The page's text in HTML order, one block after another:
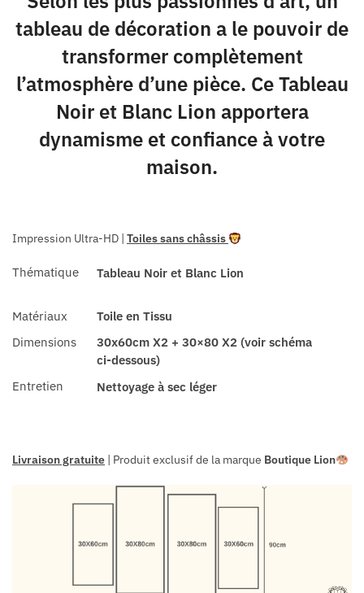
tableau de décoration a le pouvoir de
transformer complètement
l’atmosphère d’une pièce. Ce Tableau
Noir et Blanc Lion apportera
dynamisme et confiance à votre
maison.
Impression Ultra-HD | Toiles sans châssis
Thématique Tableau Noir et Blanc Lion
Matériaux
Toile en Tissu
Dimensions
30x60cm X2 + 30×80 X2 (voir schéma
ci-dessous)
Entretien
Nettoyage à sec léger
Livraison gratuite | Produit exclusif de la marque Boutique Lion